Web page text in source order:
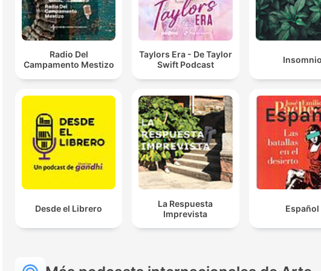
Radio Del
Campamento Mestizo
Taylors Era - De Taylor
Swift Podcast
Desde el Librero
La Respuesta
Imprevista
Español